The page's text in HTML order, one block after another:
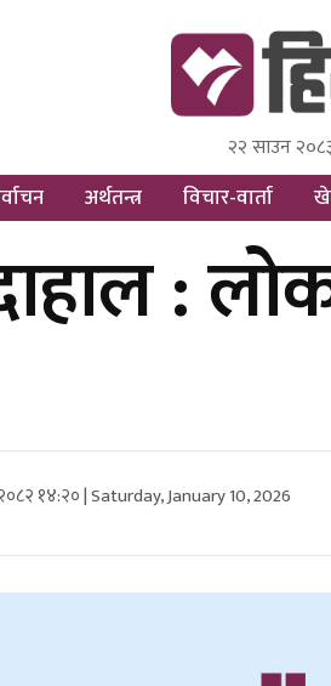
Himal Press
Dot NewsyNepal
२२ साउन
अर्थतन्त्र विचार-वार्ता
:
१४:२० | Saturday, January 10, 2026